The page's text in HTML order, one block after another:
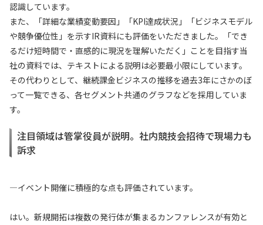
認識しています。
また、「詳細な業績変動要因」「KPI達成状況」「ビジネスモデル
や競争優位性」を示すIR資料にも評価をいただきました。「でき
るだけ短時間で・直感的に現況を理解いただく」ことを目指す当
社の資料では、テキストによる説明は必要最小限にしています。
その代わりとして、継続課金ビジネスの推移を過去3年にさかのぼ
って一覧できる、各セグメント共通のグラフなどを採用していま
す。
注目領域は管掌役員が説明。社内競技会招待で現場力も
訴求
—イベント開催に積極的な点も評価されています。
はい。新規開拓は複数の発行体が集まるカンファレンスが有効と